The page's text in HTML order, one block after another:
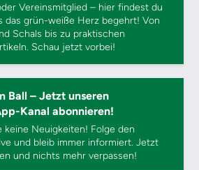
Vereinsmitglied – hier findest du
das grün-weiße Herz begehrt! Von
Schals bis zu praktischen
Schau jetzt vorbei!
Ball – Jetzt unseren
Kanal abonnieren!
keine Neuigkeiten! Folge den
und bleib immer informiert. Jetzt
und nichts mehr verpassen!